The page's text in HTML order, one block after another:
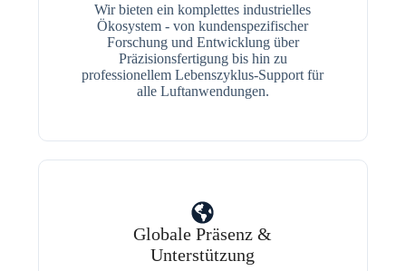
Wir bieten ein komplettes industrielles
Ökosystem - von kundenspezifischer
Forschung und Entwicklung über
Präzisionsfertigung bis hin zu
professionellem Lebenszyklus-Support für
alle Luftanwendungen.
Globale Präsenz &
Unterstützung